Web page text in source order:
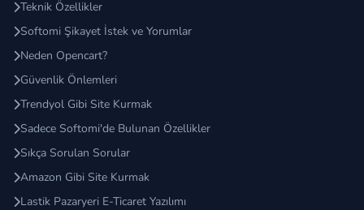
avantajlarından birisi, site sahibinin herhangi bir stok
satın alma maliyetine girmez, ürünün son kullanma
tarihinin geçmesi, ürünün serisinin bozulması,
stoğun depolanması ve sevkiyatı ile takibi gibi
operasyonel maliyetleri bulunmamaktadır. Site
sahibinin görevlerini özetlemek gerekirse; pazaryeri
Teknik Özellikler
Softomi Şikayet İstek ve Yorumlar
Neden Opencart?
Güvenlik Önlemleri
Trendyol Gibi Site Kurmak
Sadece Softomi'de Bulunan Özellikler
Sıkça Sorulan Sorular
Amazon Gibi Site Kurmak
Lastik Pazaryeri E-Ticaret Yazılımı